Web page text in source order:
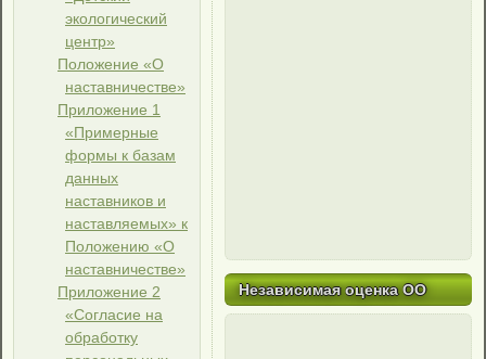
экологический
центр»
Положение «О
наставничестве»
Приложение 1
«Примерные
формы к базам
данных
наставников и
наставляемых» к
Положению «О
наставничестве»
Приложение 2
«Согласие на
обработку
Независимая оценка ОО